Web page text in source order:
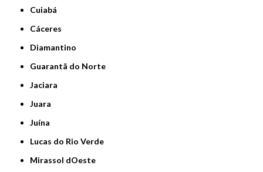
Cuiabá
Cáceres
Diamantino
Guarantã do Norte
Jaciara
Juara
Juína
Lucas do Rio Verde
Mirassol dOeste